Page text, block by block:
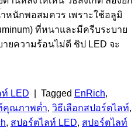
หนักพอสมควร เพราะใช้อลูมิ
ที่หนาและมีครีบระบาย
ยความร้อนไม่ดี ชิป LED จะ
LED Tagged EnRich,
คุณภาพต่ำ, วิธีเลือกสปอร์ตไลท์,
, สปอร์ตไลท์ LED, สปอร์ตไลท์